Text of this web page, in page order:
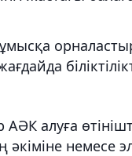
АӘК алуға
әкіміне немесе